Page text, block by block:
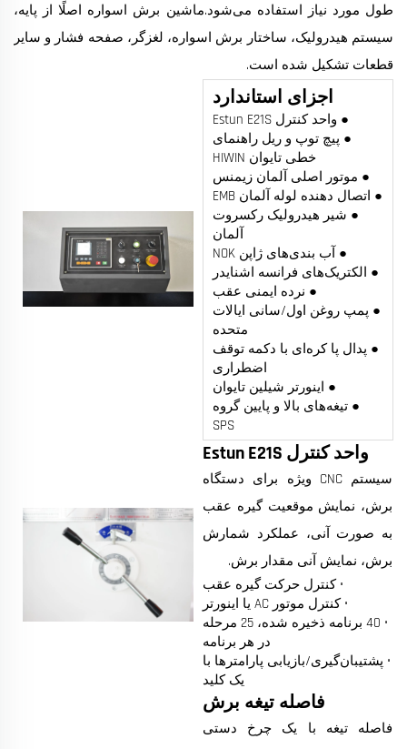
طول مورد نیاز استفاده می‌شود.ماشین برش اسواره اصلًا از پایه،
سیستم هیدرولیک، ساختار برش اسواره، لغزگر، صفحه فشار و سایر
قطعات تشکیل شده است.
اجزای استاندارد
● واحد کنترل Estun E21S
● پیچ توپ و ریل راهنمای
خطی تایوان HIWIN
● موتور اصلی آلمان زیمنس
● اتصال دهنده لوله آلمان EMB
● شیر هیدرولیک رکسروت
آلمان
● آب بندی‌های ژاپن NOK
● الکتریک‌های فرانسه اشنایدر
● نرده ایمنی عقب
● پمپ روغن اول/سانی ایالات
متحده
● پدال پا کره‌ای با دکمه توقف
اضطراری
● اینورتر شیلین تایوان
● تیغه‌های بالا و پایین گروه
SPS
واحد کنترل Estun E21S
سیستم CNC ویژه برای دستگاه
برش، نمایش موقعیت گیره عقب
به صورت آنی، عملکرد شمارش
برش، نمایش آنی مقدار برش.
• کنترل حرکت گیره عقب
• کنترل موتور AC یا اینورتر
• 40 برنامه ذخیره شده، 25 مرحله
در هر برنامه
• پشتیبان‌گیری/بازیابی پارامترها با
یک کلید
فاصله تیغه برش
فاصله تیغه با یک چرخ دستی